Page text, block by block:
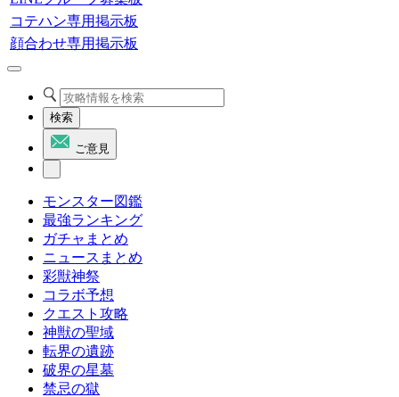
コテハン専用掲示板
顔合わせ専用掲示板
検索
ご意見
モンスター図鑑
最強ランキング
ガチャまとめ
ニュースまとめ
彩獣神祭
コラボ予想
クエスト攻略
神獣の聖域
転界の遺跡
破界の星墓
禁忌の獄